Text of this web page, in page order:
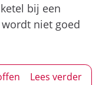
bij een
niet goed